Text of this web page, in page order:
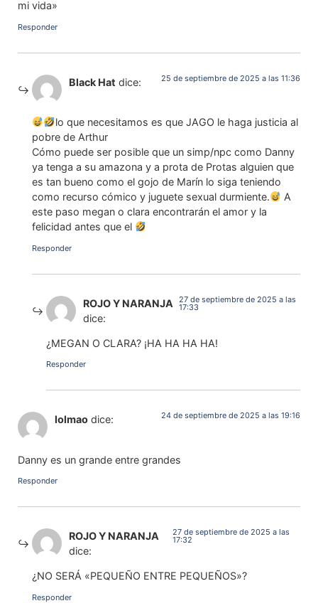
mi vida»
Responder
Black Hat dice: 25 de septiembre de 2025 a las 11:36
lo que necesitamos es que JAGO le haga justicia al
pobre de Arthur
Cómo puede ser posible que un simp/npc como Danny
ya tenga a su amazona y a prota de Protas alguien que
es tan bueno como el gojo de Marín lo siga teniendo
como recurso cómico y juguete sexual durmiente.
A
este paso megan o clara encontrarán el amor y la
felicidad antes que el
Responder
ROJO Y NARANJA
dice:
27 de septiembre de 2025 a las
17:33
¿MEGAN O CLARA? ¡HA HA HA HA!
Responder
lolmao dice: 24 de septiembre de 2025 a las 19:16
Danny es un grande entre grandes
Responder
ROJO Y NARANJA
dice:
27 de septiembre de 2025 a las
17:32
¿NO SERÁ «PEQUEÑO ENTRE PEQUEÑOS»?
Responder